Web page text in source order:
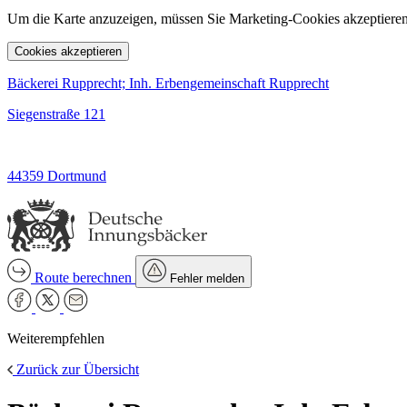
Um die Karte anzuzeigen, müssen Sie Marketing-Cookies
Cookies akzeptieren
Bäckerei Rupprecht; Inh. Erbengemeinschaft Rupprecht
Siegenstraße 121
44359 Dortmund
Route berechnen Fehler melden
Weiterempfehlen
Zurück zur Übersicht